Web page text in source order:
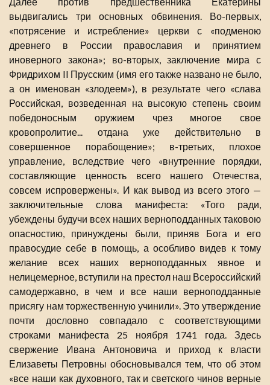
выдвигались три основных обвинения. Во-первых,
«потрясение и истребление» церкви с «подменою
древнего в России православия и принятием
иноверного закона»; во-вторых, заключение мира с
Фридрихом II Прусским (имя его также названо не было,
а он именован «злодеем»), в результате чего «слава
Российская, возведенная на высокую степень своим
победоносным оружием чрез многое свое
кровопролитие... отдана уже действительно в
совершенное порабощение»; в-третьих, плохое
управление, вследствие чего «внутренние порядки,
составляющие ценность всего нашего Отечества,
совсем испровержены». И как вывод из всего этого —
заключительные слова манифеста: «Того ради,
убеждены будучи всех наших верноподданных таковою
опасностию, принуждены были, приняв Бога и его
правосудие себе в помощь, а особливо видев к тому
желание всех наших верноподданных явное и
нелицемерное, вступили на престол наш Всероссийский
самодержавно, в чем и все наши верноподданные
присягу нам торжественную учинили». Это утверждение
почти дословно совпадало с соответствующими
строками манифеста 25 ноября 1741 года. Здесь
свержение Ивана Антоновича и приход к власти
Елизаветы Петровны обосновывался тем, что об этом
«все наши как духовного, так и светского чинов верные